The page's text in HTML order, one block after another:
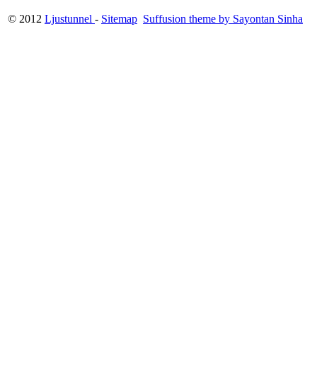
© 2012 Ljustunnel - Sitemap Suffusion theme by Sayontan Sinha